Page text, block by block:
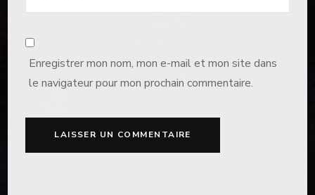
Enregistrer mon nom, mon e-mail et mon site dans
le navigateur pour mon prochain commentaire.